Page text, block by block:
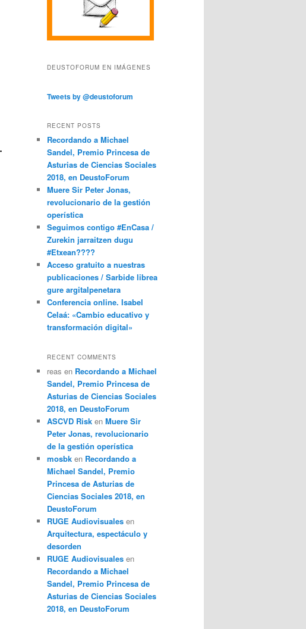
DEUSTOFORUM EN IMÁGENES
Tweets by @deustoforum
RECENT POSTS
Recordando a Michael
Sandel, Premio Princesa de
Asturias de Ciencias Sociales
2018, en DeustoForum
Muere Sir Peter Jonas,
revolucionario de la gestión
operística
Seguimos contigo #EnCasa /
Zurekin jarraitzen dugu
#Etxean????
Acceso gratuito a nuestras
publicaciones / Sarbide librea
gure argitalpenetara
Conferencia online. Isabel
Celaá: «Cambio educativo y
transformación digital»
RECENT COMMENTS
reas en Recordando a Michael
Sandel, Premio Princesa de
Asturias de Ciencias Sociales
2018, en DeustoForum
ASCVD Risk en Muere Sir
Peter Jonas, revolucionario
de la gestión operística
mosbk en Recordando a
Michael Sandel, Premio
Princesa de Asturias de
Ciencias Sociales 2018, en
DeustoForum
RUGE Audiovisuales en
Arquitectura, espectáculo y
desorden
RUGE Audiovisuales en
Recordando a Michael
Sandel, Premio Princesa de
Asturias de Ciencias Sociales
2018, en DeustoForum